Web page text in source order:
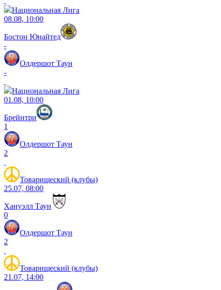
Национальная Лига
08.08, 10:00
Бостон Юнайтед
-
Олдершот Таун
-
Национальная Лига
01.08, 10:00
Брейнтри
1
Олдершот Таун
2
Товарищеский (клубы)
25.07, 08:00
Хануэлл Таун
0
Олдершот Таун
2
Товарищеский (клубы)
21.07, 14:00